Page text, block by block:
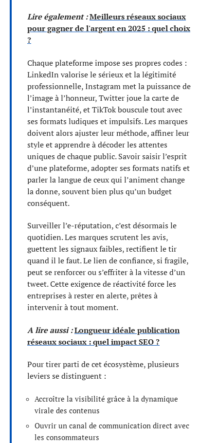
Lire également :Meilleurs réseaux sociaux
pour gagner de l'argent en 2025 : quel choix
?
Chaque plateforme impose ses propres codes :
LinkedIn valorise le sérieux et la légitimité
professionnelle, Instagram met la puissance de
l’image à l’honneur, Twitter joue la carte de
l’instantanéité, et TikTok bouscule tout avec
ses formats ludiques et impulsifs. Les marques
doivent alors ajuster leur méthode, affiner leur
style et apprendre à décoder les attentes
uniques de chaque public. Savoir saisir l’esprit
d’une plateforme, adopter ses formats natifs et
parler la langue de ceux qui l’animent change
la donne, souvent bien plus qu’un budget
conséquent.
Surveiller l’e-réputation, c’est désormais le
quotidien. Les marques scrutent les avis,
guettent les signaux faibles, rectifient le tir
quand il le faut. Le lien de confiance, si fragile,
peut se renforcer ou s’effriter à la vitesse d’un
tweet. Cette exigence de réactivité force les
entreprises à rester en alerte, prêtes à
intervenir à tout moment.
A lire aussi :Longueur idéale publication
réseaux sociaux : quel impact SEO ?
Pour tirer parti de cet écosystème, plusieurs
leviers se distinguent :
Accroître la visibilité grâce à la dynamique
virale des contenus
Ouvrir un canal de communication direct avec
les consommateurs